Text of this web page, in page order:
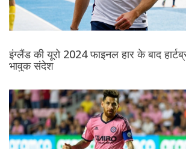
इंग्लैंड की यूरो 2024 फाइनल हार के बाद
भावुक संदेश